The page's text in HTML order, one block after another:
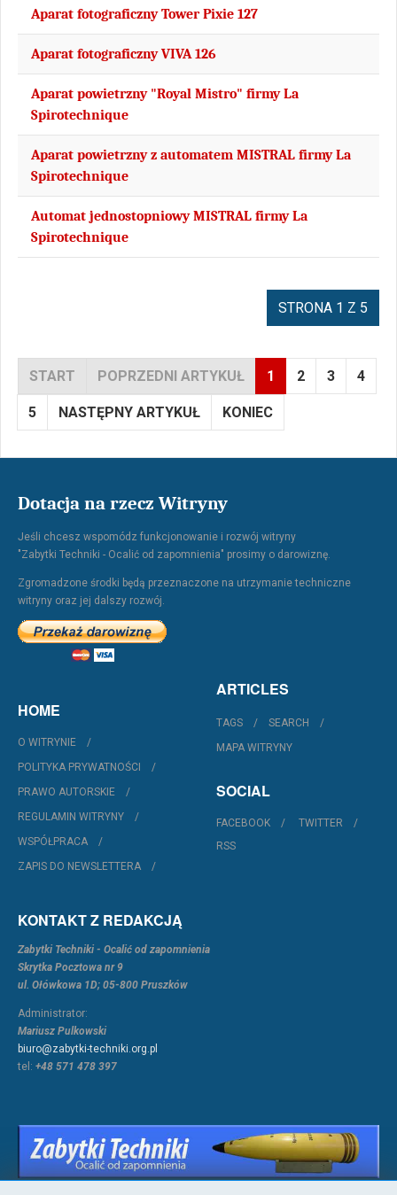
Aparat fotograficzny Tower Pixie 127
Aparat fotograficzny VIVA 126
Aparat powietrzny "Royal Mistro" firmy La
Spirotechnique
Aparat powietrzny z automatem MISTRAL firmy La
Spirotechnique
Automat jednostopniowy MISTRAL firmy La
Spirotechnique
STRONA 1 Z 5
START POPRZEDNI ARTYKUŁ 1 2 3 4
5 NASTĘPNY ARTYKUŁ KONIEC
Dotacja na rzecz Witryny
Jeśli chcesz wspomódz funkcjonowanie i rozwój witryny
"Zabytki Techniki - Ocalić od zapomnienia" prosimy o darowiznę.
Zgromadzone środki będą przeznaczone na utrzymanie techniczne
witryny oraz jej dalszy rozwój.
HOME
O WITRYNIE
POLITYKA PRYWATNOŚCI
PRAWO AUTORSKIE
REGULAMIN WITRYNY
WSPÓŁPRACA
ZAPIS DO NEWSLETTERA
ARTICLES
TAGS
SEARCH
MAPA WITRYNY
SOCIAL
FACEBOOK
TWITTER
RSS
KONTAKT Z REDAKCJĄ
Zabytki Techniki - Ocalić od zapomnienia
Skrytka Pocztowa nr 9
ul. Ołówkowa 1D; 05-800 Pruszków
Administrator:
Mariusz Pulkowski
biuro@zabytki-techniki.org.pl
tel: +48 571 478 397